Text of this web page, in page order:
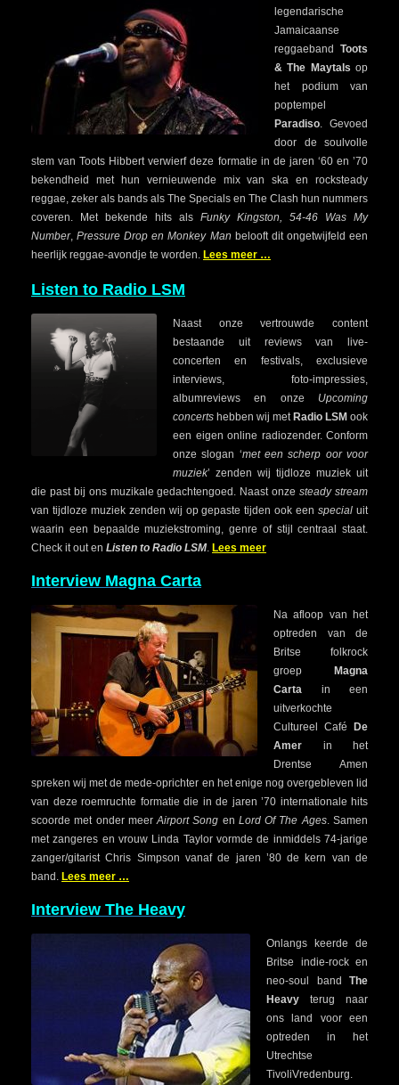
legendarische
Jamaicaanse
reggaeband Toots
& The Maytals op
het podium van
poptempel
Paradiso. Gevoed
door de soulvolle
stem van Toots Hibbert verwierf deze formatie in de jaren ‘60 en ’70
bekendheid met hun vernieuwende mix van ska en rocksteady
reggae, zeker als bands als The Specials en The Clash hun nummers
coveren. Met bekende hits als Funky Kingston, 54-46 Was My
Number,Pressure Drop en Monkey Man belooft dit ongetwijfeld een
heerlijk reggae-avondje te worden. Lees meer …
Listen to Radio LSM
Naast onze vertrouwde content
bestaande uit reviews van live-
concerten en festivals, exclusieve
interviews, foto-impressies,
albumreviews en onze Upcoming
concerts hebben wij met Radio LSM ook
een eigen online radiozender. Conform
onze slogan ‘met een scherp oor voor
muziek’ zenden wij tijdloze muziek uit
die past bij ons muzikale gedachtengoed. Naast onzesteady stream
van tijdloze muziek zenden wij op gepaste tijden ook eenspecial uit
waarin een bepaalde muziekstroming, genre of stijl centraal staat.
Check it out en Listen to Radio LSM. Lees meer
Interview Magna Carta
Na afloop van het
optreden van de
Britse folkrock
groep
Magna
Carta in een
uitverkochte
Cultureel Café De
Amer in het
Drentse Amen
spreken wij met de mede-oprichter en het enige nog overgebleven lid
van deze roemruchte formatie die in de jaren ’70 internationale hits
scoorde met onder meerAirport Song en Lord Of The Ages. Samen
met zangeres en vrouw Linda Taylor vormde de inmiddels 74-jarige
zanger/gitarist Chris Simpson vanaf de jaren ’80 de kern van de
band. Lees meer …
Interview The Heavy
Onlangs keerde de
Britse indie-rock en
neo-soul band The
Heavy terug naar
ons land voor een
optreden in het
Utrechtse
TivoliVredenburg.